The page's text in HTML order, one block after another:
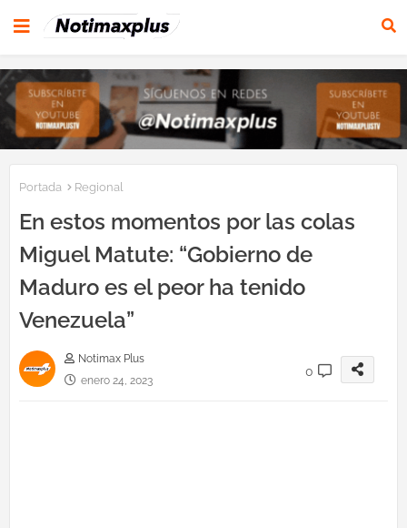
Portada Regional
En estos momentos por las colas
Miguel Matute: “Gobierno de
Maduro es el peor ha tenido
Venezuela”
Notimax Plus
enero 24, 2023
0